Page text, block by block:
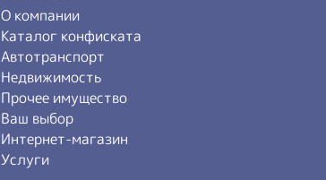
О компании
Каталог конфиската
Автотранспорт
Недвижимость
Прочее имущество
Ваш выбор
Интернет-магазин
Услуги